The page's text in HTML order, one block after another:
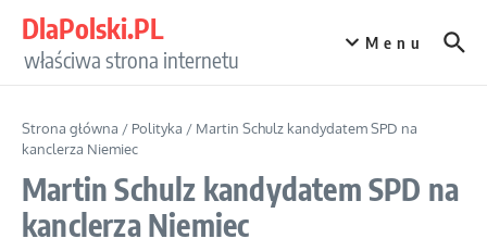
DlaPolski.PL
właściwa strona internetu
Menu
Strona główna / Polityka / Martin Schulz kandydatem SPD na
kanclerza Niemiec
Martin Schulz kandydatem SPD na
kanclerza Niemiec